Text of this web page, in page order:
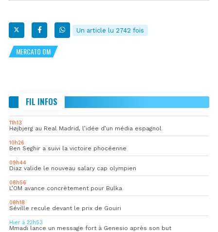
Un article lu 2742 fois
MERCATO OM
FIL INFOS
11h13
Højbjerg au Real Madrid, l’idée d’un média espagnol
10h26
Ben Seghir a suivi la victoire phocéenne
09h44
Diaz valide le nouveau salary cap olympien
08h56
L’OM avance concrètement pour Bulka
08h18
Séville recule devant le prix de Gouiri
Hier à 22h53
Mmadi lance un message fort à Genesio après son but